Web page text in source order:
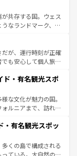
しみ方が可能だ。さ
ており、どの街角に
パリ以外の個性あふ
きることがない。ベ
アルプスの絶景、そ
風景は必見。ビール
、新着の
してほしい。
共存する国。ウェス
なランドマーク、歴
優雅なアフタヌーン
国パブ、サッカー観
豊富。イギリスを旅
が、運行時刻が正確
も安心して個人旅行
らではのユニークな
く町歩きも満喫する
物価も高いが、旅行
り、うまく活用すれ
参照してほしい。
ド・有名観光スポ
な文化が魅力の国。
ルニアまで、訪れる
ング、エンターテイ
だ。一方、アメリカ
ャニオンやイエロー
できる。さらに、南
・有名観光スポッ
くの島で構成される
ている。大自然の神